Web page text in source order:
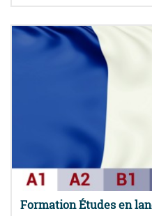
Formation Études en